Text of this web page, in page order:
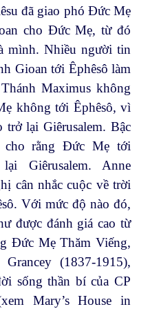
đã giao phó Đức Mẹ
cho Đức Mẹ, từ đó
mình. Nhiều người tin
Gioan tới Êphêsô làm
Maximus không
không tới Êphêsô, vì
trở lại Giêrusalem. Bậc
cho rằng Đức Mẹ tới
Giêrusalem. Anne
cân nhắc cuộc về trời
Với mức độ nào đó,
được đánh giá cao từ
Đức Mẹ Thăm Viếng,
(1837-1915),
sống thần bí của CP
Mary’s House in